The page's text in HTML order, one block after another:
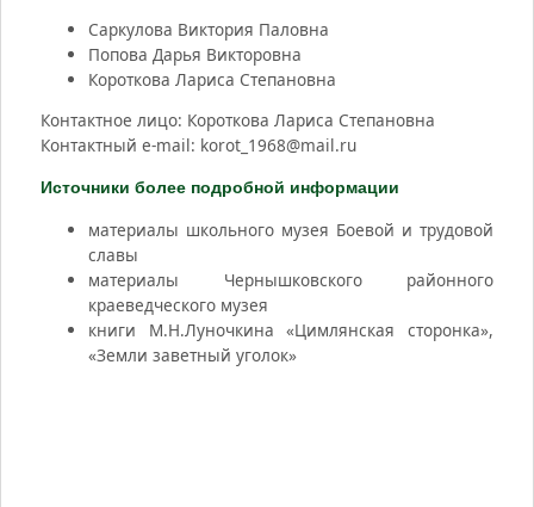
Саркулова Виктория Паловна
Попова Дарья Викторовна
Короткова Лариса Степановна
Контактное лицо: Короткова Лариса Степановна
Контактный e-mail: korot_1968@mail.ru
Источники более подробной информации
материалы школьного музея Боевой и трудовой
славы
материалы Чернышковского районного
краеведческого музея
книги М.Н.Луночкина «Цимлянская сторонка»,
«Земли заветный уголок»